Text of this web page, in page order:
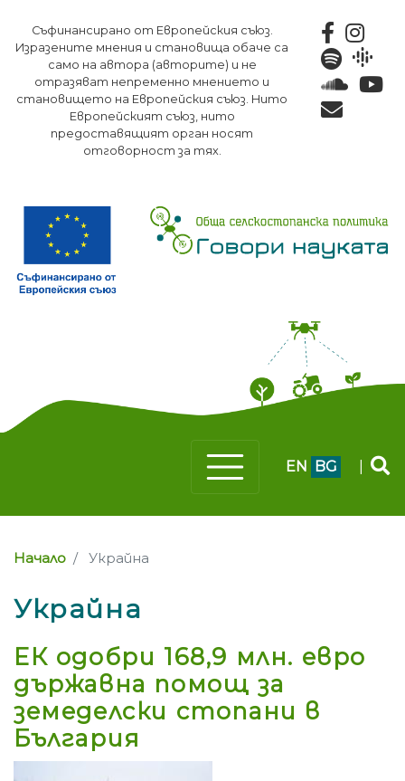
към
основното
съдържание
Съфинансирано от Европейския съюз.
Изразените мнения и становища обаче са
само на автора (авторите) и не
отразяват непременно мнението и
становището на Европейския съюз. Нито
Европейският съюз, нито
предоставящият орган носят
отговорност за тях.
EN BG
Начало Украйна
Украйна
ЕК одобри 168,9 млн. евро
държавна помощ за
земеделски стопани в
България